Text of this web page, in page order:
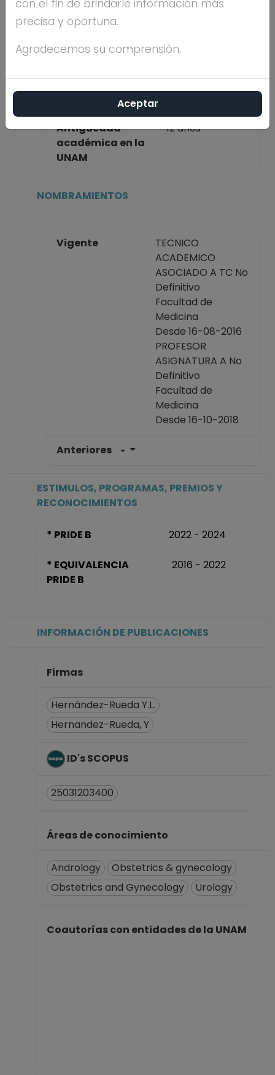
Máximo nivel de
MAESTRÍA
Antigüedad
académica en la
UNAM
12 años
NOMBRAMIENTOS
Vigente
TECNICO
ACADEMICO
ASOCIADO A TC No
Definitivo
Facultad de
Medicina
Desde 16-08-2016
PROFESOR
ASIGNATURA A No
Definitivo
Facultad de
Medicina
Desde 16-10-2018
Anteriores
Facultad de
hasta 15-10-2018
ESTIMULOS, PROGRAMAS, PREMIOS Y
RECONOCIMIENTOS
* PRIDE B 2022 - 2024
* EQUIVALENCIA
PRIDE B
2016 - 2022
INFORMACIÓN DE PUBLICACIONES
Firmas
Hernández-Rueda Y.L.
Hernandez-Rueda, Y
ID's SCOPUS
25031203400
Áreas de conocimiento
Andrology
Obstetrics & gynecology
Obstetrics and Gynecology
Urology
Coautorías con entidades de la UNAM
con el fin de brindarle información más
precisa y oportuna.
Agradecemos su comprensión.
Aceptar